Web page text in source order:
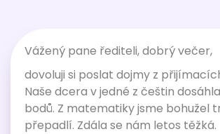
Vážený pane řediteli, dobrý večer,
dovoluji si poslat dojmy z
Naše dcera v jedné z češtin
bodů. Z matematiky jsme bohužel
přepadlí. Zdála se nám letos těžká.